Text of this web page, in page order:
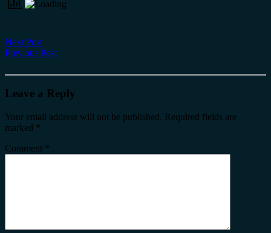
Next Post
Previous Post
Leave a Reply
Your email address will not be published. Required fields are
marked *
Comment *